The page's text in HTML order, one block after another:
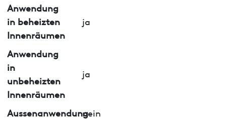
Anwendung
in beheizten
Innenräumen
ja
Anwendung
in
unbeheizten
Innenräumen
ja
Aussenanwendungnein